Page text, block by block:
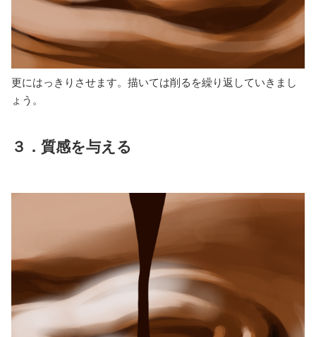
更にはっきりさせます。描いては削るを繰り返していきまし
ょう。
３．質感を与える